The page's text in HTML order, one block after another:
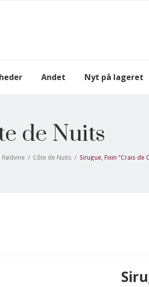
Andet Nyt på lageret
de Nuits
Rødvine / Côte de Nuits / Sirugue, Fixin "Crais de